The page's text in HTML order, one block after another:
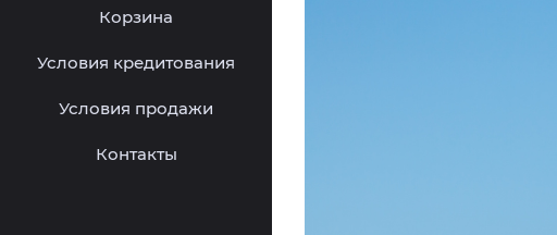
Корзина
Условия кредитования
Условия продажи
Контакты